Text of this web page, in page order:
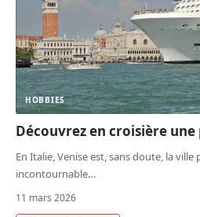
HOBBIES
Découvrez en croisière
En Italie, Venise est, sans doute, la ville
incontournable…
11 mars 2026